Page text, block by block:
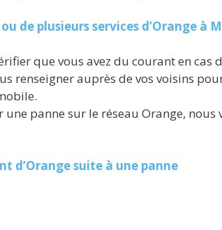
de plusieurs services d’Orange à
que vous avez du courant en cas
renseigner auprès de vos voisins
panne sur le réseau Orange,
d’Orange suite à une panne